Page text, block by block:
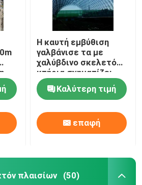
Η καυτή εμβύθιση
γαλβάνισε τα με
χαλύβδινο σκελετό
κτήρια σχηματίζει
αψίδα το δομικό
διαστημικό πλαίσιο
300m
Καλύτερη τιμή
επαφή
πλαισίων (50)